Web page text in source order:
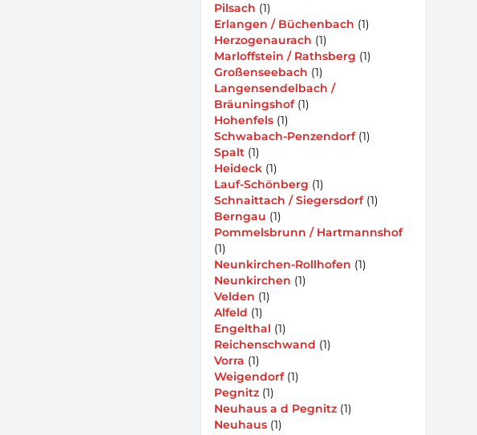
Pilsach (1)
Erlangen / Büchenbach (1)
Herzogenaurach (1)
Marloffstein / Rathsberg (1)
Großenseebach (1)
Langensendelbach /
Bräuningshof(1)
Hohenfels (1)
Schwabach-Penzendorf(1)
Spalt (1)
Heideck (1)
Lauf-Schönberg (1)
Schnaittach / Siegersdorf(1)
Berngau (1)
Pommelsbrunn / Hartmannshof
(1)
Neunkirchen-Rollhofen (1)
Neunkirchen (1)
Velden (1)
Alfeld (1)
Engelthal (1)
Reichenschwand (1)
Vorra (1)
Weigendorf(1)
Pegnitz (1)
Neuhaus a d Pegnitz (1)
Neuhaus (1)